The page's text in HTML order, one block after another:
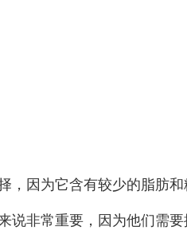
因为它含有较少的脂肪和
非常重要，因为他们需